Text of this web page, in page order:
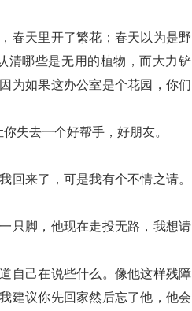
春天里开了繁花；春天以为是野
清哪些是无用的植物，而大力铲
为如果这办公室是个花园，你们
失去一个好帮手，好朋友。
回来了，可是我有个不情之请。
只脚，他现在走投无路，我想请
自己在说些什么。像他这样残障
建议你先回家然后忘了他，他会